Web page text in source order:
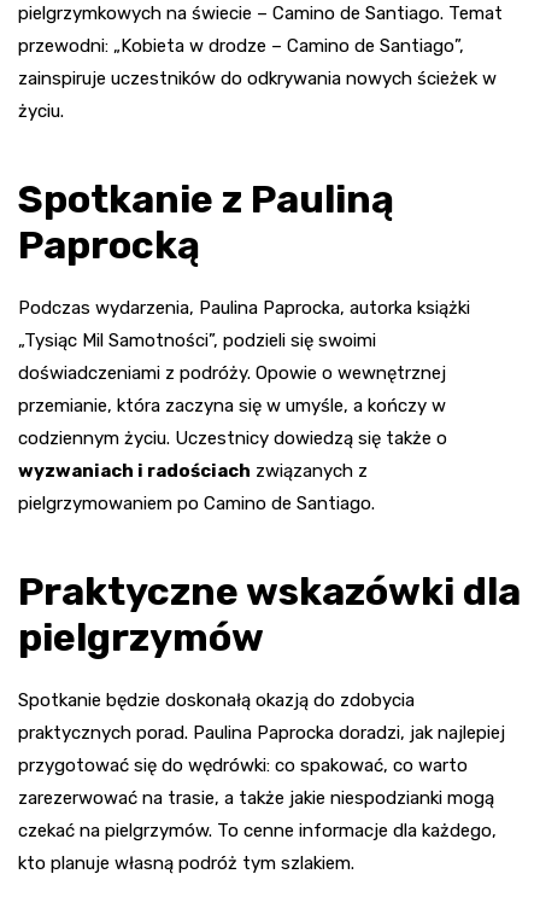
pielgrzymkowych na świecie – Camino de Santiago. Temat
przewodni: „Kobieta w drodze – Camino de Santiago”,
zainspiruje uczestników do odkrywania nowych ścieżek w
życiu.
Spotkanie z Pauliną
Paprocką
Podczas wydarzenia, Paulina Paprocka, autorka książki
„Tysiąc Mil Samotności”, podzieli się swoimi
doświadczeniami z podróży. Opowie o wewnętrznej
przemianie, która zaczyna się w umyśle, a kończy w
codziennym życiu. Uczestnicy dowiedzą się także o
wyzwaniach i radościach związanych z
pielgrzymowaniem po Camino de Santiago.
Praktyczne wskazówki dla
pielgrzymów
Spotkanie będzie doskonałą okazją do zdobycia
praktycznych porad. Paulina Paprocka doradzi, jak najlepiej
przygotować się do wędrówki: co spakować, co warto
zarezerwować na trasie, a także jakie niespodzianki mogą
czekać na pielgrzymów. To cenne informacje dla każdego,
kto planuje własną podróż tym szlakiem.